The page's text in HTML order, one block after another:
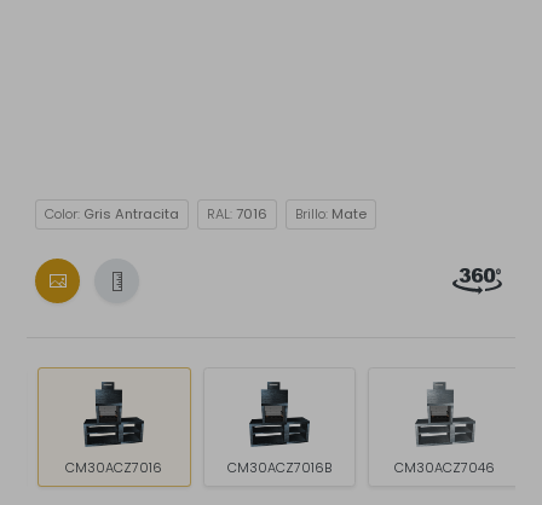
Color: Gris Antracita RAL:7016 Brillo: Mate
CM30ACZ7016 CM30ACZ7016B CM30ACZ7046